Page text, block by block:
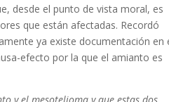
desde el punto de vista moral, es
que están afectadas. Recordó
ya existe documentación en
efecto por la que el amianto es